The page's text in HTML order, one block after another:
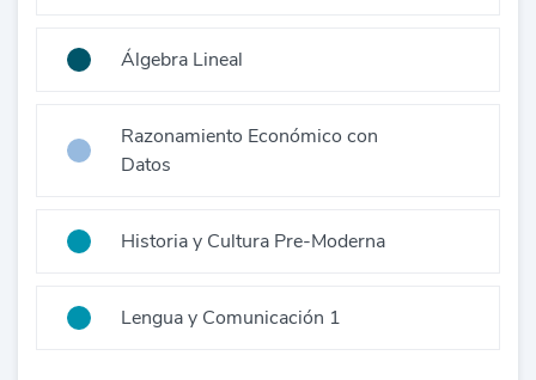
Álgebra Lineal
Razonamiento Económico con
Datos
Historia y Cultura Pre-Moderna
Lengua y Comunicación 1